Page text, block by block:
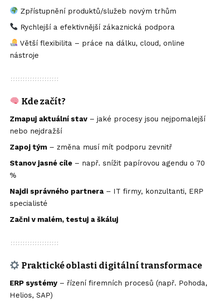
Zpřístupnění produktů/služeb novým trhům
Rychlejší a efektivnější zákaznická podpora
Větší flexibilita – práce na dálku, cloud, online
nástroje
Kde začít?
Zmapuj aktuální stav– jaké procesy jsou nejpomalejší
nebo nejdražší
Zapoj tým – změna musí mít podporu zevnitř
Stanov jasné cíle – např. snížit papírovou agendu o 70
%
Najdi správného partnera – IT firmy, konzultanti, ERP
specialisté
Začni v malém, testuj a škáluj
Praktické oblasti digitální transformace
ERP systémy– řízení firemních procesů (např. Pohoda,
Helios, SAP)